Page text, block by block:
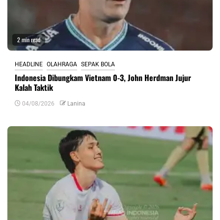
2 min read
HEADLINE OLAHRAGA SEPAK BOLA
Indonesia Dibungkam Vietnam 0-3, John Herdman Jujur
Kalah Taktik
04/08/2026 Lanina